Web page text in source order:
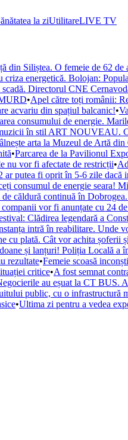
la ziUtilitareLIVE TV
din Siliștea. O femeie de 62 de
criza energetică. Bolojan:
Directorul CNE
•Apel către toți românii:
acvariu din spațiul balcanic!•
consumului de energie.
în stil ART NOUVEAU.
arta la Muzeul de Artă din
•Parcarea de la Pavilionul
nu vor fi afectate de restricții•
putea fi oprit în 5-6 zile dacă
consumul de energie seara!
căldură continuă în
vor fi anunțate cu 24
Clădirea legendară a
intră în reabilitare. Unde
cu plată. Cât vor achita șoferii
și lanțuri! Poliția Locală a
rezultate•Femeie scoasă
critice•A fost semnat
au eșuat la CT BUS.
public, cu o infrastructură
•Ultima zi pentru a vedea